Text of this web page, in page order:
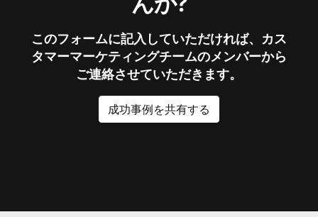
このフォームに記入していただければ、カス
タマーマーケティングチームのメンバーから
ご連絡させていただきます。
成功事例を共有する